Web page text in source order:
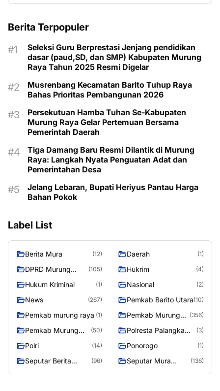
Berita Terpopuler
Seleksi Guru Berprestasi Jenjang pendidikan
dasar (paud,SD, dan SMP) Kabupaten Murung
Raya Tahun 2025 Resmi Digelar
Musrenbang Kecamatan Barito Tuhup Raya
Bahas Prioritas Pembangunan 2026
Persekutuan Hamba Tuhan Se-Kabupaten
Murung Raya Gelar Pertemuan Bersama
Pemerintah Daerah
Tiga Damang Baru Resmi Dilantik di Murung
Raya: Langkah Nyata Penguatan Adat dan
Pemerintahan Desa
Jelang Lebaran, Bupati Heriyus Pantau Harga
Bahan Pokok
Label List
Berita Mura (12) Daerah (1)
DPRD Murung
(105) Hukrim (4)
Hukum Kriminal (1) Nasional (2)
News (267) Pemkab Barito Utara(10)
Pemkab murung raya (1)
Pemkab Murung
(356)
Pemkab Murung
(50)
Polresta Palangka
(3)
Polri (14) Ponorogo (1)
Seputar Berita
(96)
Seputar Mura
(136)